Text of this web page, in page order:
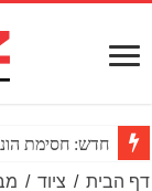
חדש: חסימת
דף הבית / ציוד /